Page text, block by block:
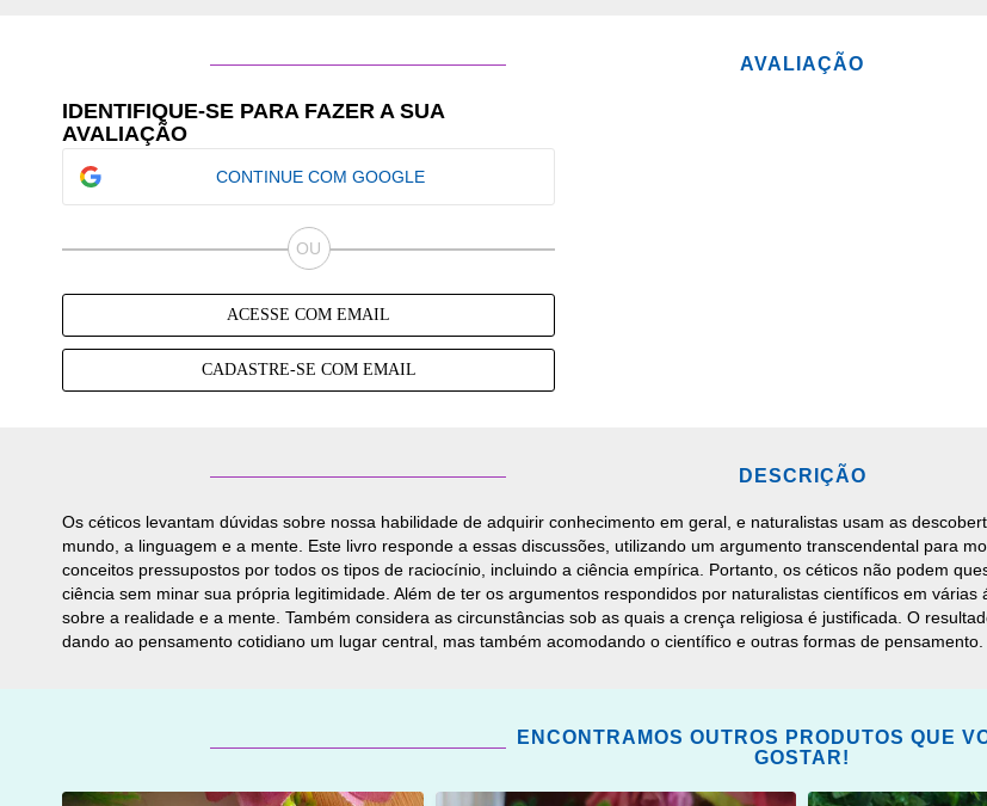
AVALIAÇÃO
IDENTIFIQUE-SE PARA FAZER A SUA
AVALIAÇÃO
CONTINUE COM GOOGLE
ACESSE COM EMAIL
CADASTRE-SE COM EMAIL
DESCRIÇÃO
Os céticos levantam dúvidas sobre nossa habilidade de adquirir conhecimento em geral, e naturalistas usam as
mundo, a linguagem e a mente. Este livro responde a essas discussões, utilizando um argumento transcendental para
conceitos pressupostos por todos os tipos de raciocínio, incluindo a ciência empírica. Portanto, os céticos não podem
ciência sem minar sua própria legitimidade. Além de ter os argumentos respondidos por naturalistas científicos em
sobre a realidade e a mente. Também considera as circunstâncias sob as quais a crença religiosa é justificada. O
dando ao pensamento cotidiano um lugar central, mas também acomodando o científico e outras formas de pensamento.
ENCONTRAMOS OUTROS PRODUTOS QUE
GOSTAR!